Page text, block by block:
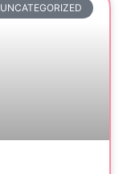
UNCATEGORIZED